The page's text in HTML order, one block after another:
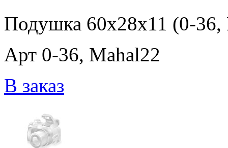
Подушка 60x28x11 (0-36,
Арт 0-36, Mahal22
В заказ